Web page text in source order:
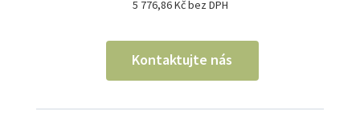
5 776,86 Kč bez DPH
Kontaktujte nás